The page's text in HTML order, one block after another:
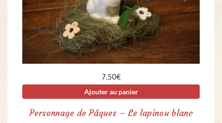
7.50€
Ajouter au panier
Personnage de Pâques – Le lapinou blanc